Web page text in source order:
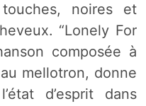
noires et
“Lonely For
composée à
mellotron, donne
d’esprit dans